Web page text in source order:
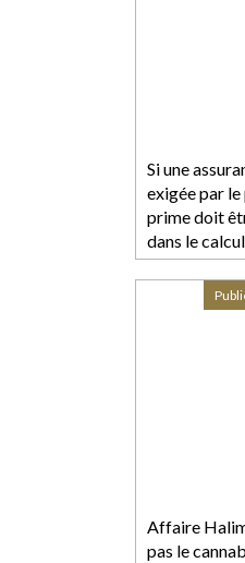
Si une
exigée par
prime doit
dans le
Affaire
pas le